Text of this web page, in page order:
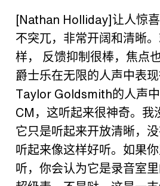
[Nathan Holliday]让人惊
不突兀，非常开阔和清晰
样，
反馈抑制很棒，焦点
爵士乐在无限的人声中表
Taylor Goldsmith的人声
CM，这听起来很神奇。我
它只是听起来开放清晰，
听起来像这样好听。如果
听，你会认为它是录音室